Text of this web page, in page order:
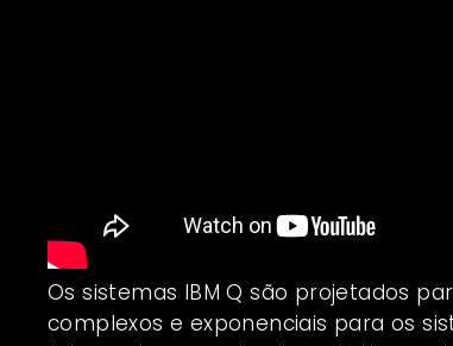
Os sistemas IBM Q são projetados
complexos e exponenciais para os